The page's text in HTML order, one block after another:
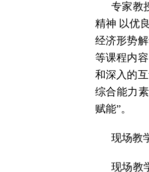
专家教
精神 以优
经济形势
等课程内
和深入的
综合能力
赋能”。
现场教
现场教